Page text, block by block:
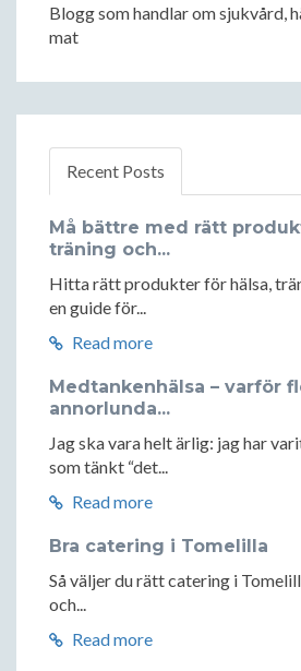
Blogg som handlar om sjukvård,
mat
Recent Posts
Må bättre med rätt
träning och...
Hitta rätt produkter för hälsa,
en guide för...
Read more
Medtankenhälsa – varför
annorlunda...
Jag ska vara helt ärlig: jag har
som tänkt “det...
Read more
Bra catering i Tomelilla
Så väljer du rätt catering i
och...
Read more